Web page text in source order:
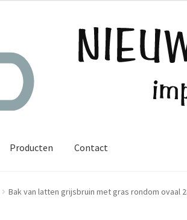
Producten Contact
Bak van latten grijsbruin met gras rondom ovaal